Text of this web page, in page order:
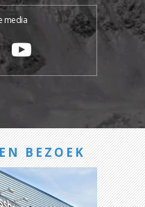
media
BEZOEK